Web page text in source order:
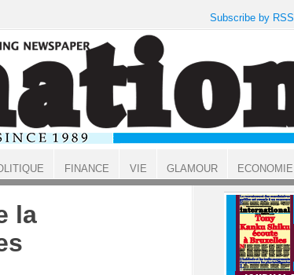
la
Subscribe by RSS
FINANCE VIE GLAMOUR ECONOMIE